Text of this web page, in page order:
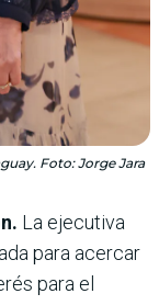
Foto: Jorge Jara
La ejecutiva
para acercar
para el